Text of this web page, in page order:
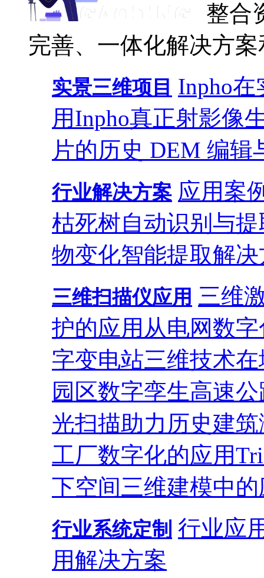
整合
完善、一体化解决方
实景三维项目 Inpho
用Inpho真正射影像
片的历史 DEM 编辑
行业解决方案 应用案
枯死树自动识别与提
物变化智能提取解
三维扫描仪应用 三维
护的应用 从电网数
字变电站三维技术
园区数字孪生高速
光扫描助力历史建
工厂数字化的应用
下空间三维建模中
行业系统定制 行业应
用解决方案